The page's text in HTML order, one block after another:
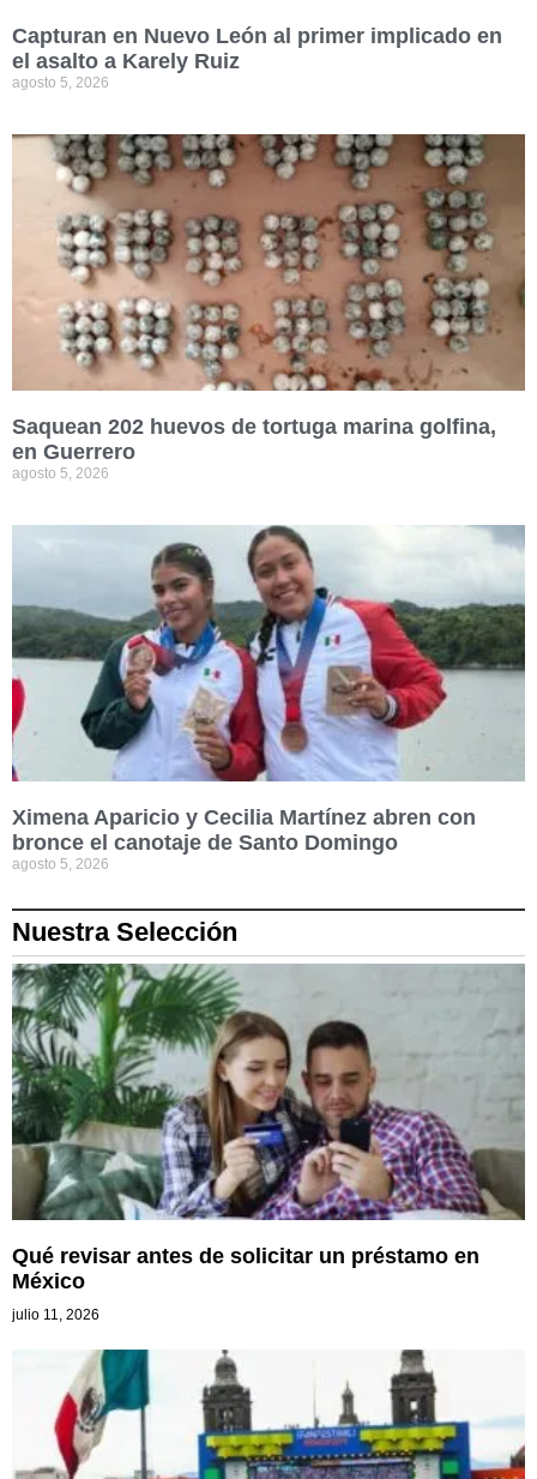
Capturan en Nuevo León al primer implicado en
el asalto a Karely Ruiz
agosto 5, 2026
Saquean 202 huevos de tortuga marina golfina,
en Guerrero
agosto 5, 2026
Ximena Aparicio y Cecilia Martínez abren con
bronce el canotaje de Santo Domingo
agosto 5, 2026
Nuestra Selección
Qué revisar antes de solicitar un préstamo en
México
julio 11, 2026